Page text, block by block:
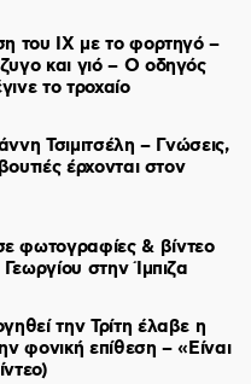
του ΙΧ με το φορτηγό –
και γιό – Ο οδηγός
το τροχαίο
Τσιμιτσέλη – Γνώσεις,
έρχονται στον
φωτογραφίες & βίντεο
στην Ίμπιζα
την Τρίτη έλαβε η
φονική επίθεση – «Είναι